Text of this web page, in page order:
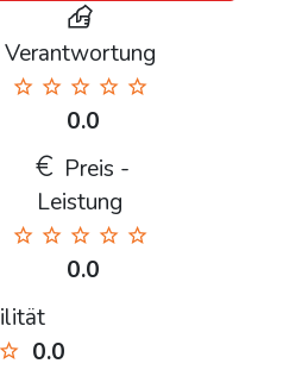
Verantwortung
0.0
Preis -
Leistung
0.0
0.0